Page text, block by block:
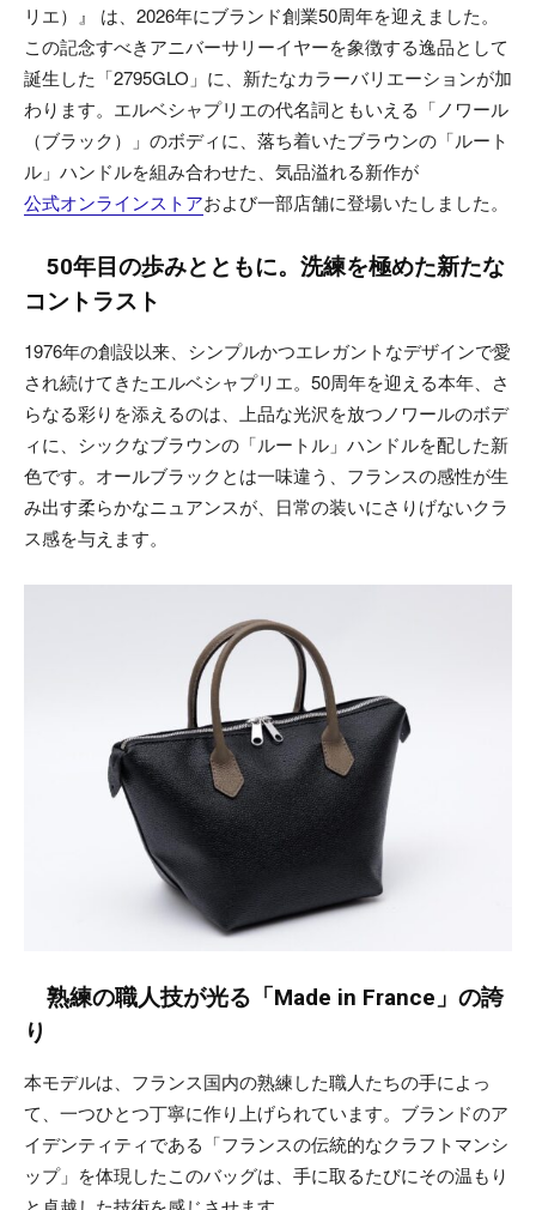
リエ）』 は、2026年にブランド創業50周年を迎えました。
この記念すべきアニバーサリーイヤーを象徴する逸品として
誕生した「2795GLO」に、新たなカラーバリエーションが加
わります。エルベシャプリエの代名詞ともいえる「ノワール
（ブラック）」のボディに、落ち着いたブラウンの「ルート
ル」ハンドルを組み合わせた、気品溢れる新作が
公式オンラインストアおよび一部店舗に登場いたしました。
50年目の歩みとともに。洗練を極めた新たな
コントラスト
1976年の創設以来、シンプルかつエレガントなデザインで愛
され続けてきたエルベシャプリエ。50周年を迎える本年、さ
らなる彩りを添えるのは、上品な光沢を放つノワールのボデ
ィに、シックなブラウンの「ルートル」ハンドルを配した新
色です。オールブラックとは一味違う、フランスの感性が生
み出す柔らかなニュアンスが、日常の装いにさりげないクラ
ス感を与えます。
熟練の職人技が光る「Made in France」の誇
り
本モデルは、フランス国内の熟練した職人たちの手によっ
て、一つひとつ丁寧に作り上げられています。ブランドのア
イデンティティである「フランスの伝統的なクラフトマンシ
ップ」を体現したこのバッグは、手に取るたびにその温もり